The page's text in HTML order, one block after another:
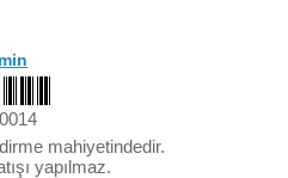
mahiyetindedir.
yapılmaz.